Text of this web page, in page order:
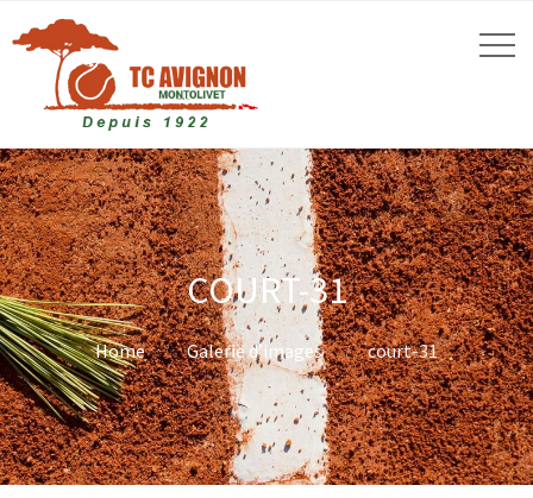
COURT-31
Home Galerie d’images court-31